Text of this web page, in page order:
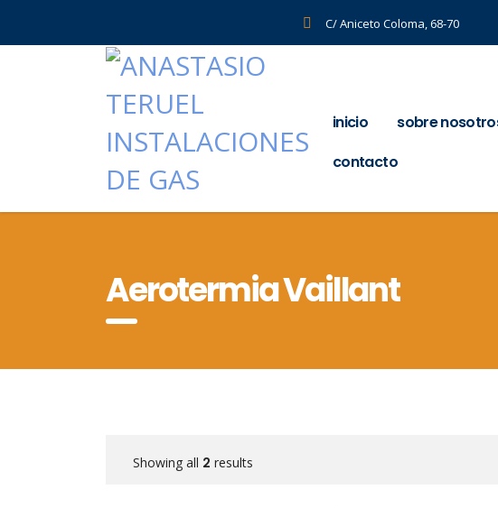
C/ Aniceto Coloma, 68-70
inicio sobre
contacto
Aerotermia Vaillant
Showing all 2 results